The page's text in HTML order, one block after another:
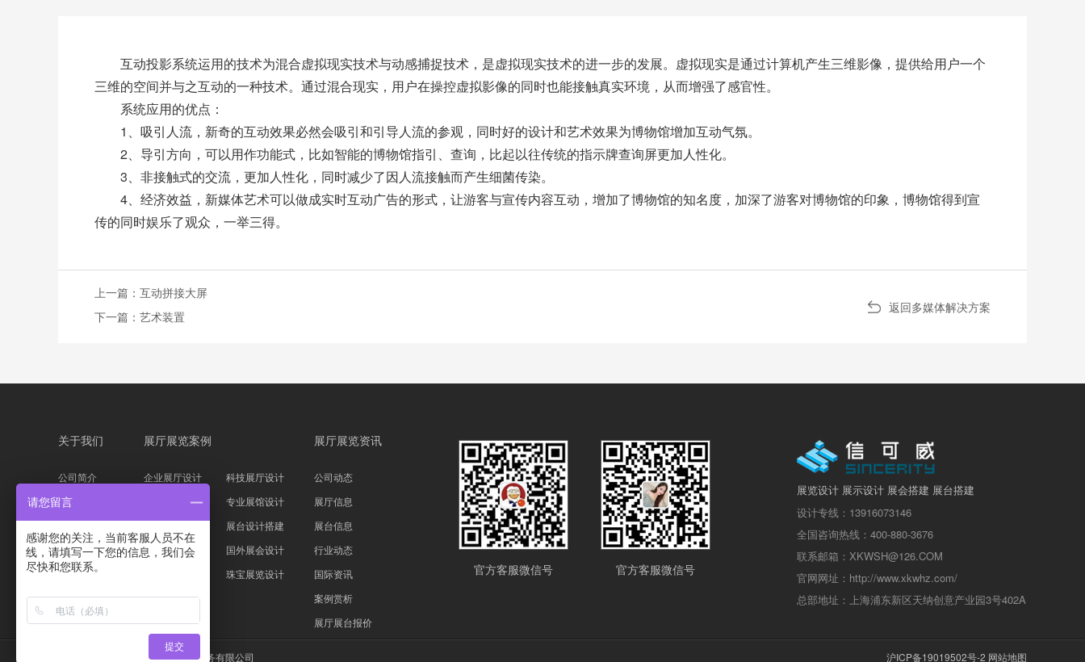
互动投影系统运用的技术为混合虚拟现实技术与动感捕捉技术，是虚拟现实技术的进一步的发展。虚拟现实是通过计算机产生三维影像，提供给用户一个
三维的空间并与之互动的一种技术。通过混合现实，用户在操控虚拟影像的同时也能接触真实环境，从而增强了感官性。
系统应用的优点：
1、吸引人流，新奇的互动效果必然会吸引和引导人流的参观，同时好的设计和艺术效果为博物馆增加互动气氛。
2、导引方向，可以用作功能式，比如智能的博物馆指引、查询，比起以往传统的指示牌查询屏更加人性化。
3、非接触式的交流，更加人性化，同时减少了因人流接触而产生细菌传染。
4、经济效益，新媒体艺术可以做成实时互动广告的形式，让游客与宣传内容互动，增加了博物馆的知名度，加深了游客对博物馆的印象，博物馆得到宣
传的同时娱乐了观众，一举三得。
上一篇： 互动拼接大屏
下一篇： 艺术装置
返回多媒体解决方案
关于我们
公司简介
企业文化
公司资质
服务流程
设计团队
展厅展览案例
企业展厅设计
科技展厅设计
主题展馆设计
专业展馆设计
科技展台设计
展台设计搭建
家具服装展会
国外展会设计
珠宝展览设计
展厅展览资讯
公司动态
展厅信息
展台信息
行业动态
国际资讯
案例赏析
展厅展台报价
官方客服微信号 官方客服微信号
展览设计 展示设计 展会搭建 展台搭建
设计专线：13916073146
全国咨询热线：400-880-3676
联系邮箱：XKWSH@126.COM
官网网址：http://www.xkwhz.com/
总部地址：上海浦东新区天纳创意产业园3号402A
版权所有 © 上海信可威展览展示服务有限公司 沪ICP备19019502号-2 网站地图
请您留言
感谢您的关注，当前客服人员不在
线，请填写一下您的信息，我们会
尽快和您联系。
提交